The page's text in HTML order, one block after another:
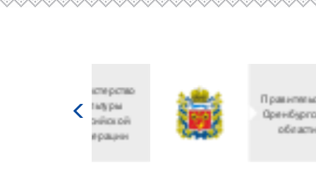
Министерство
культуры
Российской
федерации